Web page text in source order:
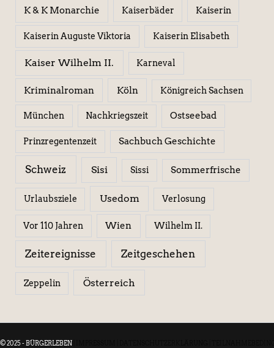
K & K Monarchie Kaiserbäder Kaiserin
Kaiserin Auguste Viktoria Kaiserin Elisabeth
Kaiser Wilhelm II. Karneval
Kriminalroman Köln Königreich Sachsen
München Nachkriegszeit Ostseebad
Prinzregentenzeit Sachbuch Geschichte
Schweiz Sisi Sissi Sommerfrische
Urlaubsziele Usedom Verlosung
Vor 110 Jahren Wien Wilhelm II.
Zeitereignisse Zeitgeschehen
Zeppelin Österreich
© 2025 - BÜRGERLEBEN